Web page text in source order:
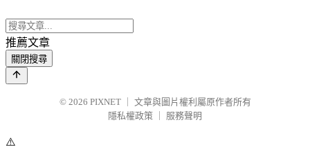
推薦文章
關閉搜尋
© 2026 PIXNET
文章與圖片權利屬原作者所有
隱私權政策
服務聲明
⚠️